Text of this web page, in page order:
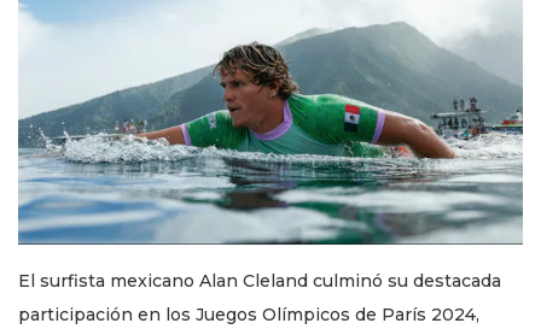
El surfista mexicano Alan Cleland culminó su destacada
participación en los Juegos Olímpicos de París 2024,